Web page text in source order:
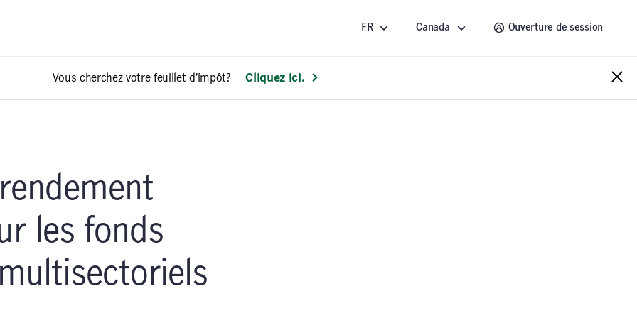
FR Canada Ouverture de session
Vous cherchez votre feuillet d’impôt? Cliquez ici.
les fonds